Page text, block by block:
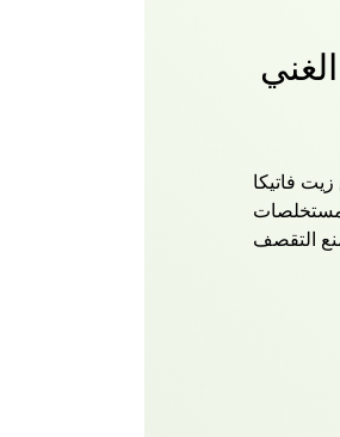
في 20 دقيقة مع زيت فاتيكا
التقصف